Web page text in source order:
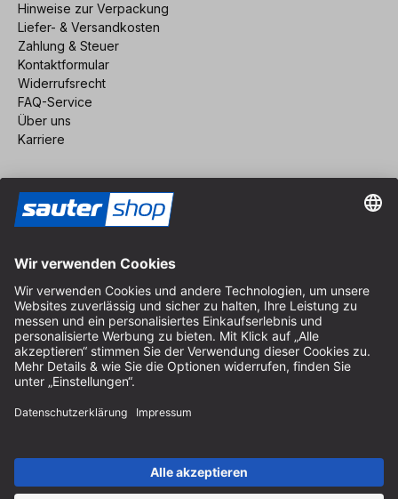
Hinweise zur Verpackung
Liefer- & Versandkosten
Zahlung & Steuer
Kontaktformular
Widerrufsrecht
FAQ-Service
Über uns
Karriere
Impressum
AGB
Datenschutz
Cookie-Einstellungen
© 2026 sauter GmbH
* kostenloser Versand ab 150 Euro Bestellwert innerhalb
Deutschlands für die Standard-Paketgrößen - ausgenommen
Sperrgut und Fracht